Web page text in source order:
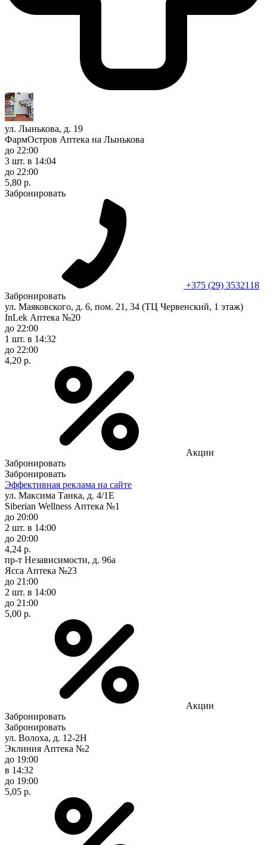
ул. Лынькова, д. 19
ФармОстров Аптека на Лынькова
до 22:00
3 шт. в 14:04
до 22:00
5,80 р.
Забронировать
+375 (29) 3532118
Забронировать
ул. Маяковского, д. 6, пом. 21, 34 (ТЦ Червенский, 1 этаж)
InLek Аптека №20
до 22:00
1 шт. в 14:32
до 22:00
4,20 р.
Акции
Забронировать
Забронировать
Эффективная реклама на сайте
ул. Максима Танка, д. 4/1Е
Siberian Wellness Аптека №1
до 20:00
2 шт. в 14:00
до 20:00
4,24 р.
пр-т Независимости, д. 96а
Ясса Аптека №23
до 21:00
2 шт. в 14:00
до 21:00
5,00 р.
Акции
Забронировать
Забронировать
ул. Волоха, д. 12-2Н
Эклиния Аптека №2
до 19:00
в 14:32
до 19:00
5,05 р.